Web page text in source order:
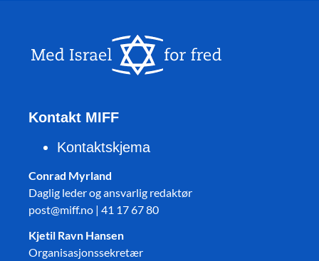
Kontakt MIFF
Kontaktskjema
Conrad Myrland
Daglig leder og ansvarlig redaktør
post@miff.no | 41 17 67 80
Kjetil Ravn Hansen
Organisasjonssekretær